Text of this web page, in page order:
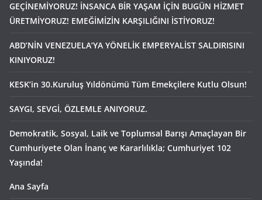
GEÇİNEMİYORUZ! İNSANCA BİR YAŞAM İÇİN BUGÜN HİZMET
ÜRETMİYORUZ! EMEĞİMİZİN KARŞILIĞINI İSTİYORUZ!
ABD’NİN VENEZUELA’YA YÖNELİK EMPERYALİST SALDIRISINI
KINIYORUZ!
KESK’in 30.Kuruluş Yıldönümü Tüm Emekçilere Kutlu Olsun!
SAYGI, SEVGİ, ÖZLEMLE ANIYORUZ.
Demokratik, Sosyal, Laik ve Toplumsal Barışı Amaçlayan Bir
Cumhuriyete Olan İnanç ve Kararlılıkla; Cumhuriyet 102
Yaşında!
Ana Sayfa